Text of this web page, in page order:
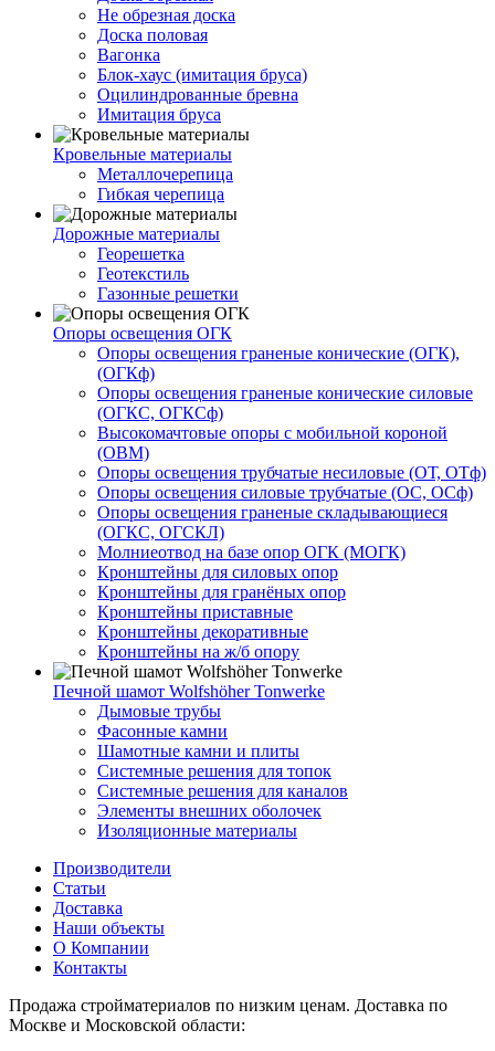
Не обрезная доска
Доска половая
Вагонка
Блок-хаус (имитация бруса)
Оцилиндрованные бревна
Имитация бруса
Кровельные материалы
Металлочерепица
Гибкая черепица
Дорожные материалы
Георешетка
Геотекстиль
Газонные решетки
Опоры освещения ОГК
Опоры освещения граненые конические (ОГК),
(ОГКф)
Опоры освещения граненые конические силовые
(ОГКС, ОГКСф)
Высокомачтовые опоры с мобильной короной
(ОВМ)
Опоры освещения трубчатые несиловые (ОТ, ОТф)
Опоры освещения силовые трубчатые (ОС, ОСф)
Опоры освещения граненые складывающиеся
(ОГКС, ОГСКЛ)
Молниеотвод на базе опор ОГК (МОГК)
Кронштейны для силовых опор
Кронштейны для гранёных опор
Кронштейны приставные
Кронштейны декоративные
Кронштейны на ж/б опору
Печной шамот Wolfshöher Tonwerke
Дымовые трубы
Фасонные камни
Шамотные камни и плиты
Системные решения для топок
Системные решения для каналов
Элементы внешних оболочек
Изоляционные материалы
Производители
Статьи
Доставка
Наши объекты
О Компании
Контакты
Продажа стройматериалов по низким ценам. Доставка по
Москве и Московской области: